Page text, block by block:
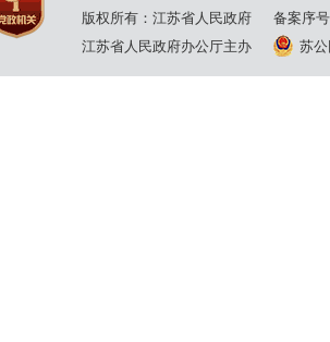
版权所有：江苏省人民政府
备案序
江苏省人民政府办公厅主办
苏